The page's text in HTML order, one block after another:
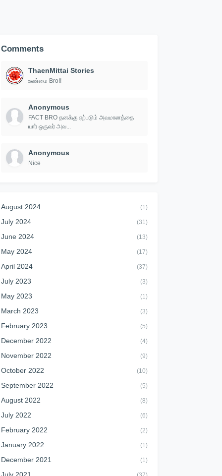
Comments
ThaenMittai Stories
உண்மை Bro!!
Anonymous
FACT BRO தனக்கு ஏற்படும் அவமானத்தை
யார் ஒருவர் அவ...
Anonymous
Nice
August 2024 (1)
July 2024 (31)
June 2024 (13)
May 2024 (17)
April 2024 (37)
July 2023 (3)
May 2023 (1)
March 2023 (3)
February 2023 (5)
December 2022 (4)
November 2022 (9)
October 2022 (10)
September 2022 (5)
August 2022 (8)
July 2022 (6)
February 2022 (2)
January 2022 (1)
December 2021 (1)